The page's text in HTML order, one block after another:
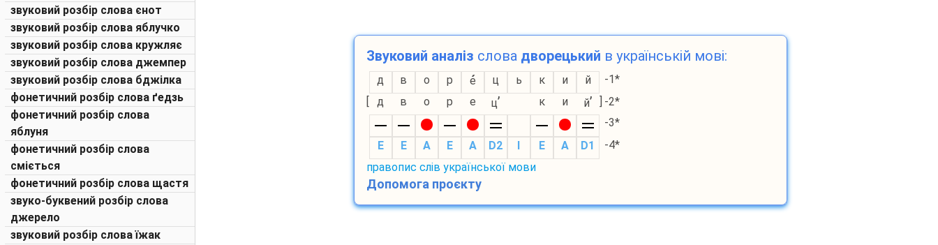
звуковий розбір слова єнот
звуковий розбір слова яблучко
звуковий розбір слова кружляє
звуковий розбір слова джемпер
звуковий розбір слова бджілка
фонетичний розбір слова ґедзь
фонетичний розбір слова
яблуня
фонетичний розбір слова
сміється
фонетичний розбір слова щастя
звуко-буквений розбір слова
джерело
звуковий розбір слова їжак
Звуковий аналіз слова дворецький в українській мові:
д в о р е ц ь к и й
-1*
[
д в о р е ц’ к и й’ ] -2*
-3*
E
E A E A D2 I E A D1
-4*
правопис слів української мови
Допомога проєкту